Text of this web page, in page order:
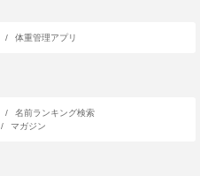
/ 体重管理アプリ
/
名前ランキング検索
/ マガジン